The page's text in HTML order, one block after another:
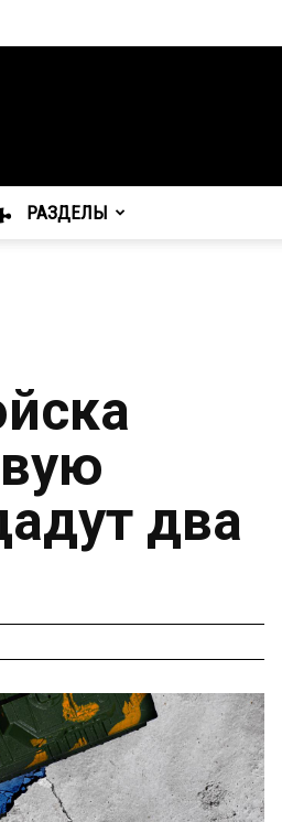
РАЗДЕЛЫ
два